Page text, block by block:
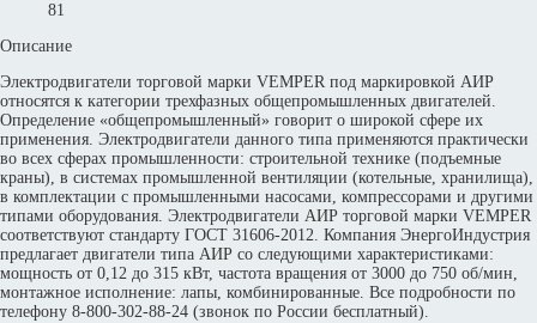
81
Описание
Электродвигатели торговой марки VEMPER под маркировкой АИР
относятся к категории трехфазных общепромышленных двигателей.
Определение «общепромышленный» говорит о широкой сфере их
применения. Электродвигатели данного типа применяются практически
во всех сферах промышленности: строительной технике (подъемные
краны), в системах промышленной вентиляции (котельные, хранилища),
в комплектации с промышленными насосами, компрессорами и другими
типами оборудования. Электродвигатели АИР торговой марки VEMPER
соответствуют стандарту ГОСТ 31606-2012. Компания ЭнергоИндустрия
предлагает двигатели типа АИР со следующими характеристиками:
мощность от 0,12 до 315 кВт, частота вращения от 3000 до 750 об/мин,
монтажное исполнение: лапы, комбинированные. Все подробности по
телефону 8-800-302-88-24 (звонок по России бесплатный).